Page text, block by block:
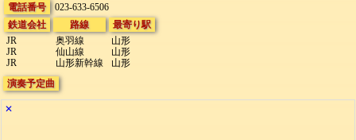
電話番号
023-633-6506
鉄道会社
JR
JR
JR
路線
奥羽線
仙山線
山形新幹線
最寄り駅
山形
山形
山形
演奏予定曲
✕